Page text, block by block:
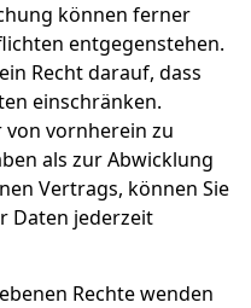
können ferner
entgegenstehen.
Recht darauf, dass
einschränken.
vornherein zu
als zur Abwicklung
Vertrags, können Sie
Daten jederzeit
Rechte wenden